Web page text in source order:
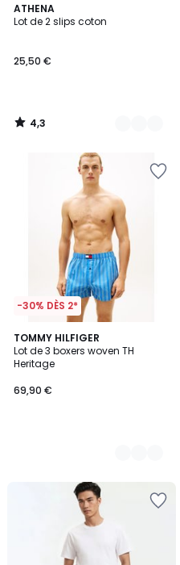
ATHENA
Lot de 2 slips coton
25,50 €
4,3
/ 5
2
Couleurs
4,3
/
-30% DÈS 2*
TOMMY HILFIGER
Lot de 3 boxers woven TH
Heritage
69,90 €
2
Couleurs